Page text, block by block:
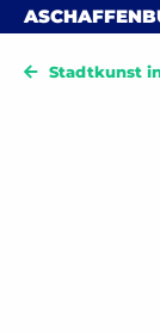
Skip to content
Stadtkunst